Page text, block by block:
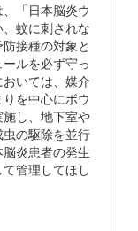
「日本脳炎ウ
蚊に刺されな
接種の対象と
ルを必ず守っ
いては、媒介
を中心にボウ
し、地下室や
の駆除を並行
炎患者の発生
管理してほし